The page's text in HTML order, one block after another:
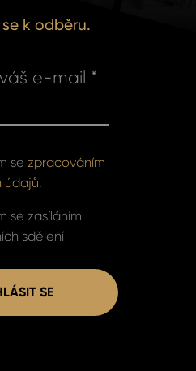
k odběru.
e-mail *
se zpracováním
údajů.
se zasíláním
sdělení
SE